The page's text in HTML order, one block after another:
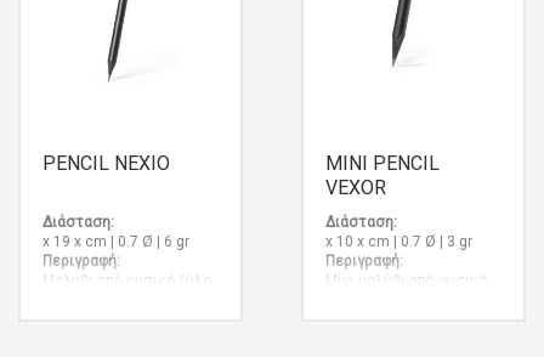
PENCIL NEXIO
Διάσταση:
x 19 x cm | 0.7 Ø | 6 gr
Περιγραφή:
Μολύβι από φυσικό ξύλο
ΜΙΝΙ PENCIL
VEXOR
Διάσταση:
x 10 x cm | 0.7 Ø | 3 gr
Περιγραφή:
Μίνι μολύβι από φυσικό